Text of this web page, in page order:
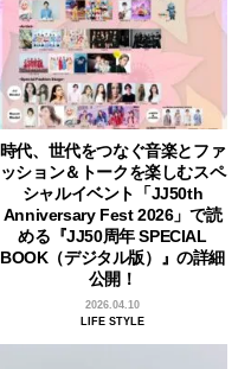
時代、世代をつなぐ音楽とファ
ッション＆トークを楽しむスペ
シャルイベント「JJ50th
Anniversary Fest 2026」で読
める『JJ50周年 SPECIAL
BOOK（デジタル版）』の詳細
公開！
2026.04.10
LIFE STYLE